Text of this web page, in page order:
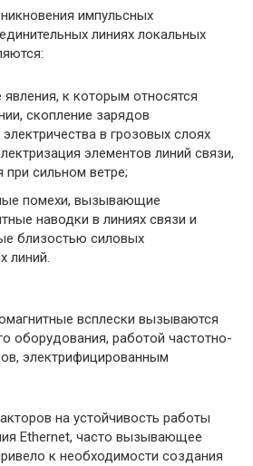
импульсных
линиях локальных
к которым относятся
скопление зарядов
электричества в грозовых слоях
элементов линий связи,
сильном ветре;
помехи, вызывающие
наводки в линиях связи и
близостью силовых
линий.
всплески вызываются
оборудования, работой частотно-
электрифицированным
на устойчивость работы
Ethernet, часто вызывающее
к необходимости создания